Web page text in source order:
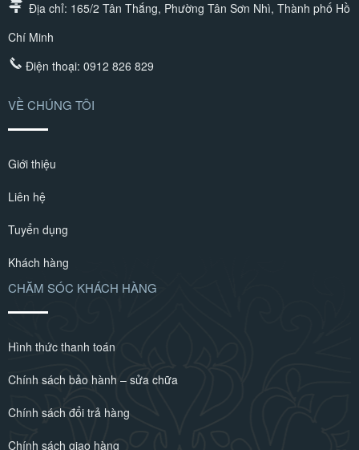
Địa chỉ: 165/2 Tân Thắng, Phường Tân Sơn Nhì, Thành phố Hồ
Chí Minh
Điện thoại: 0912 826 829
VỀ CHÚNG TÔI
Giới thiệu
Liên hệ
Tuyển dụng
Khách hàng
CHĂM SÓC KHÁCH HÀNG
Hình thức thanh toán
Chính sách bảo hành – sửa chữa
Chính sách đổi trả hàng
Chính sách giao hàng